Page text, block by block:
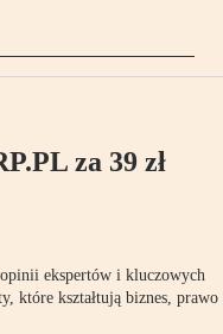
za 39 zł
ekspertów i kluczowych
które kształtują biznes, prawo